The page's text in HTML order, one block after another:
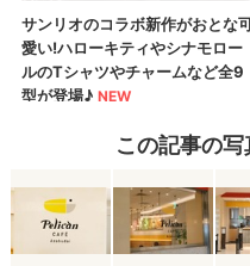
この記事の写